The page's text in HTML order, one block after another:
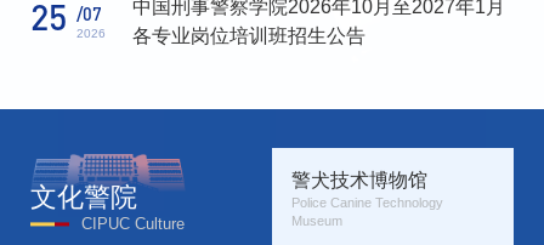
25 /07
2026
中国刑事警察学院2026年10月至2027年1月
各专业岗位培训班招生公告
文化警院
CIPUC Culture
警犬技术博物馆
Police Canine Technology
Museum